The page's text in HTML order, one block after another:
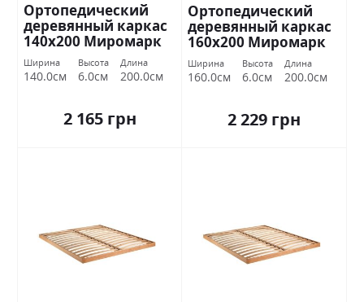
Ортопедический
деревянный каркас
140х200 Миромарк
Ширина
140.0см
Высота
6.0см
Длина
200.0см
2 165 грн
Ортопедический
деревянный каркас
160х200 Миромарк
Ширина
160.0см
Высота
6.0см
Длина
200.0см
2 229 грн